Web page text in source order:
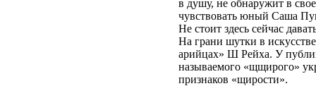
в душу, не обнаружит в
чувствовать юный Саша
Не стоит здесь сейчас
На грани шутки в
арийцах» Ш Рейха. У
называемого «щщирого»
признаков «щирости».